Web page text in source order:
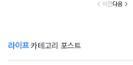
이전다음
라이프카테고리 포스트